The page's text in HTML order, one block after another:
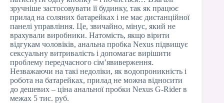
зручніше застосовувати її будинку, так як працює
прилад на соляних батарейках і не має дистанційної
панелі управління. Це, звичайно, мінус, який не
врахували виробники. Натомість, якщо вірити
відгукам чоловіків, анальна пробка Nexus підвищує
сексуальну витривалість і допомагає вирішити
проблему передчасного сім’явиверження.
Незважаючи на такі недоліки, як водопроникність і
робота на батарейках, прилад не можна відносити
до дешевих – ціна анальної пробки Nexus G-Rider в
межах 5 тис. руб.